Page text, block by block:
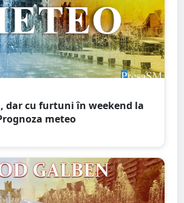
dar cu furtuni în weekend la
meteo